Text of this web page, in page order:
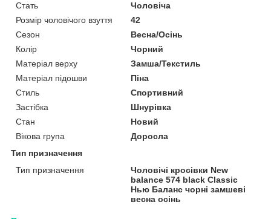
Стать
Чоловіча
Розмір чоловічого взуття
42
Сезон
Весна/Осінь
Колір
Чорний
Матеріал верху
Замша/Текстиль
Матеріал підошви
Піна
Стиль
Спортивний
Застібка
Шнурівка
Стан
Новий
Вікова група
Доросла
Тип призначення
Тип призначення
Чоловічі кросівки New
balance 574 black Classic
Нью Баланс чорні замшеві
весна осінь